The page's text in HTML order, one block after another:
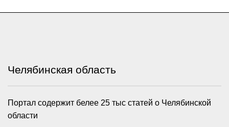
Челябинская область
Портал содержит белее 25 тыс статей о Челябинской
области